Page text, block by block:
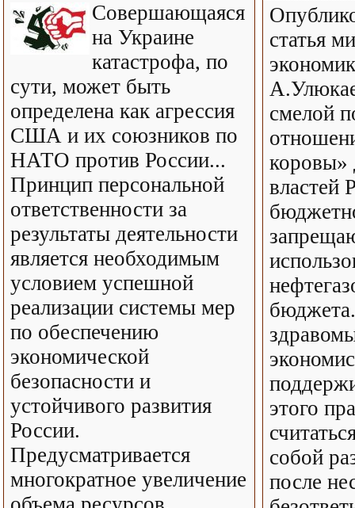
Совершающаяся
на Украине
катастрофа, по
сути, может быть
определена как агрессия
США и их союзников по
НАТО против России...
Принцип персональной
ответственности за
результаты деятельности
является необходимым
условием успешной
реализации системы мер
по обеспечению
экономической
безопасности и
устойчивого развития
России.
Предусматривается
многократное увеличение
статья
смелой
властей
этого
собой
после